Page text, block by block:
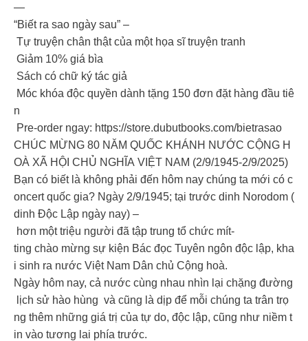
—
“Biết ra sao ngày sau” –
Tự truyện chân thật của một họa sĩ truyện tranh
Giảm 10% giá bìa
Sách có chữ ký tác giả
Móc khóa độc quyền dành tặng 150 đơn đặt hàng đầu tiê
n
Pre-order ngay: https://store.dubutbooks.com/bietrasao
CHÚC MỪNG 80 NĂM QUỐC KHÁNH NƯỚC CỘNG H
OÀ XÃ HỘI CHỦ NGHĨA VIỆT NAM (2/9/1945-2/9/2025)
Bạn có biết là không phải đến hôm nay chúng ta mới có c
oncert quốc gia? Ngày 2/9/1945; tại trước dinh Norodom (
dinh Độc Lập ngày nay) –
hơn một triệu người đã tập trung tổ chức mít-
ting chào mừng sự kiện Bác đọc Tuyên ngôn độc lập, kha
i sinh ra nước Việt Nam Dân chủ Cộng hoà.
Ngày hôm nay, cả nước cùng nhau nhìn lại chặng đường
lịch sử hào hùng và cũng là dịp để mỗi chúng ta trân trọ
ng thêm những giá trị của tự do, độc lập, cũng như niềm t
in vào tương lai phía trước.